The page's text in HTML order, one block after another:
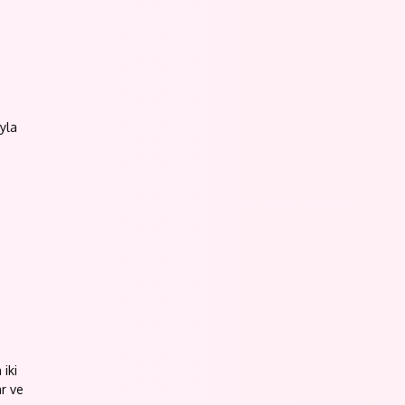
iki
ve